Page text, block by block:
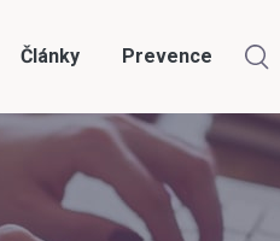
Články Prevence